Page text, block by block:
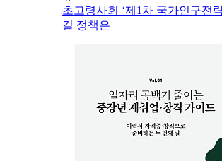
초고령사회 ‘제1차 국가인구전
길 정책은